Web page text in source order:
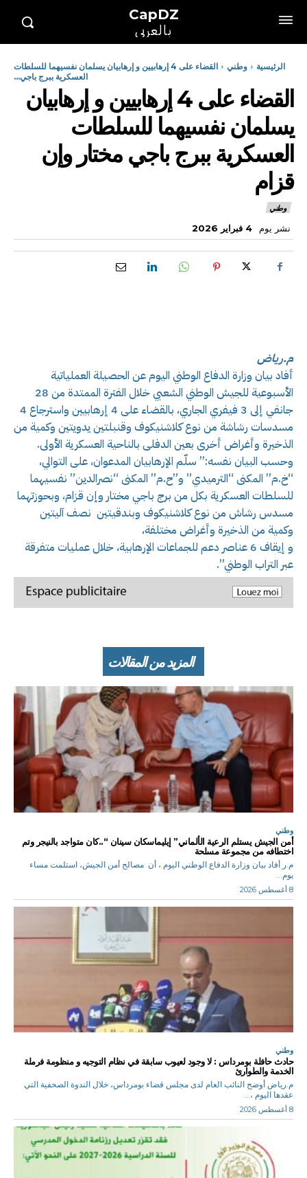
CapDZ
بالعربي
الرئيسية وطني
القضاء على 4 إرهابيين و إرهابيان يسلمان نفسيهما للسلطات
العسكرية ببرج باجي...
القضاء على 4 إرهابيين و إرهابيان
يسلمان نفسيهما للسلطات
العسكرية ببرج باجي مختار وإن
قزام
وطني
نشر يوم 4 فبراير 2026
م.رياض
أفاد بيان وزارة الدفاع الوطني اليوم عن الحصيلة العملياتية
الأسبوعية للجيش الوطني الشعبي خلال الفترة الممتدة من 28
جانفي إلى 3 فيفري الجاري، بالقضاء على 4 إرهابيين واسترجاع 4
مسدسات رشاشة من نوع كلاشنيكوف وقنبلتين يدويتين وكمية من
الذخيرة وأغراض أخرى بعين الدفلى بالناحية العسكرية الأولى.
وحسب البيان نفسه:” سلّم الإرهابيان المدعوان، على التوالي،
“خ.م” المكنى “الترميدي” و”ح.م” المكنى “نصرالدين” نفسيهما
للسلطات العسكرية بكل من برج باجي مختار وإن قزام، وبحوزتهما
مسدس رشاش من نوع كلاشنيكوف وبندقيتين نصف آليتين
وكمية من الذخيرة وأغراض مختلفة،
و إيقاف 6 عناصر دعم للجماعات الإرهابية، خلال عمليات متفرقة
عبر التراب الوطني”.
المزيد من المقالات
وطني
أمن الجيش يستلم الرعية الألماني” إيليماسكان سينان “..كان متواجد بالنيجر وتم
اختطافه من مجموعة مسلحة
م.ر أفاد بيان وزارة الدفاع الوطني اليوم ، أن مصالح أمن الجيش، استلمت مساء
يوم...
8 أغسطس 2026
وطني
حادث حافلة بومرداس : لا وجود لعيوب سابقة في نظام التوجيه و منظومة فرملة
الخدمة والطوارئ
م.رياض أوضح النائب العام لدى مجلس قضاء بومرداس، خلال الندوة الصحفية التي
عقدها اليوم ،...
8 أغسطس 2026